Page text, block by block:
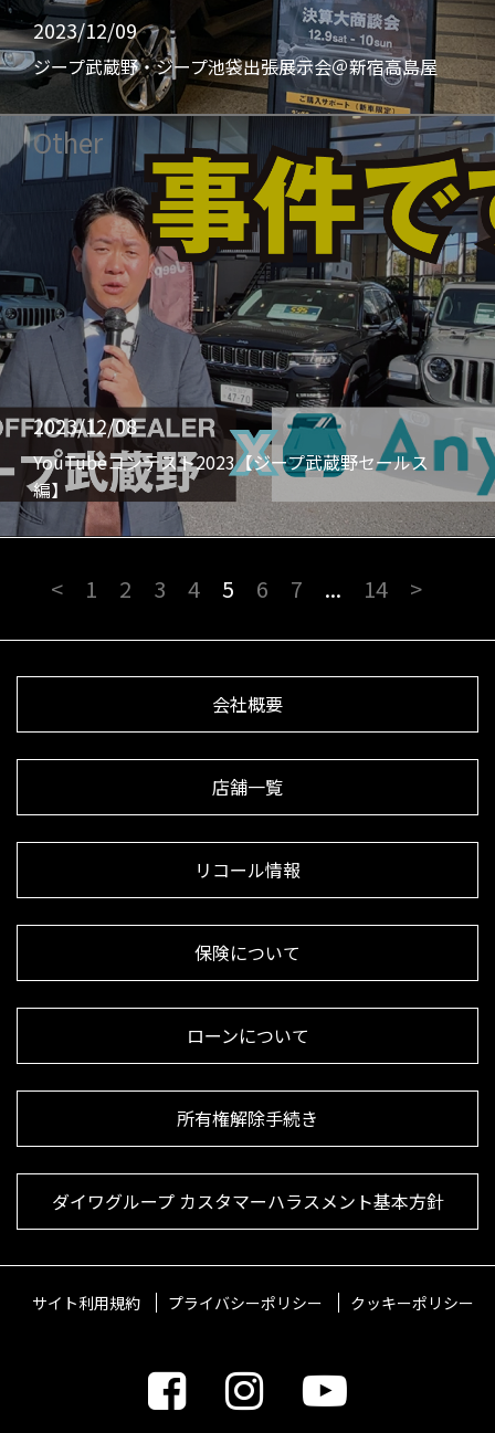
2023/12/09
ジープ武蔵野・ジープ池袋出張展示会＠新宿高島屋
Other
2023/12/08
YouTubeコンテスト2023【ジープ武蔵野セールス
編】
< 1 2 3 4 5 6 7 ... 14 >
会社概要
店舗一覧
リコール情報
保険について
ローンについて
所有権解除手続き
ダイワグループ カスタマーハラスメント基本方針
サイト利用規約 プライバシーポリシー クッキーポリシー